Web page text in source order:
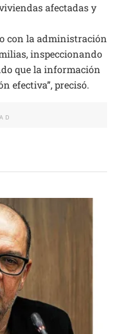
afectadas y
con la administración
inspeccionando
que la información
efectiva”, precisó.